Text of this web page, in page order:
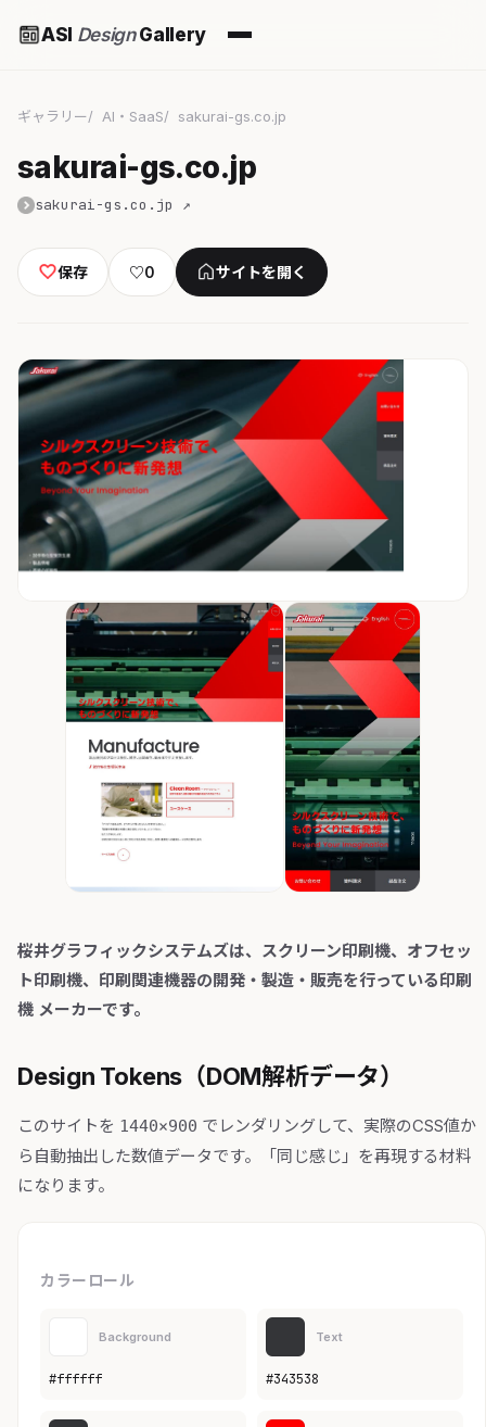
ASI DesignGallery
ギャラリー AI・SaaS sakurai-gs.co.jp
sakurai-gs.co.jp
sakurai-gs.co.jp ↗
保存 ♡0 サイトを開く
桜井グラフィックシステムズは、スクリーン印刷機、オフセッ
ト印刷機、印刷関連機器の開発・製造・販売を行っている印刷
機 メーカーです。
Design Tokens（DOM解析データ）
このサイトを 1440×900 でレンダリングして、実際のCSS値か
ら自動抽出した数値データです。「同じ感じ」を再現する材料
になります。
カラーロール
Background
#ffffff
Text
#343538